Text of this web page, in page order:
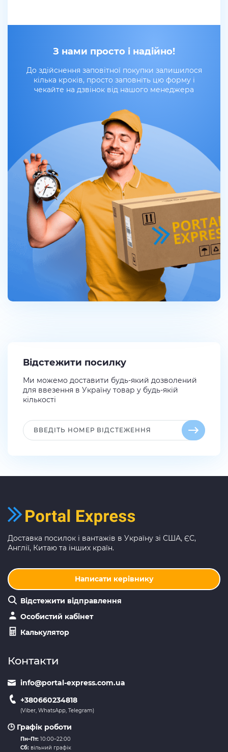
З нами просто і надійно!
До здійснення заповітної покупки залишилося
кілька кроків, просто заповніть цю форму і
чекайте на дзвінок від нашого менеджера
Відстежити посилку
Ми можемо доставити будь-який дозволений
для ввезення в Україну товар у будь-якій
кількості
Доставка посилок і вантажів в Україну зі США, ЄС,
Англії, Китаю та інших країн.
Написати керівнику
Відстежити відправлення
Особистий кабінет
Калькулятор
Контакти
info@portal-express.com.ua
+380660234818
(Viber, WhatsApp, Telegram)
🕒 Графік роботи
Пн–Пт: 10:00–22:00
Сб: вільний графік